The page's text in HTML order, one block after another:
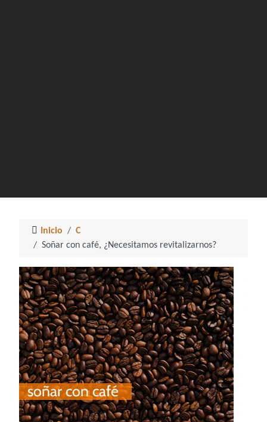
Inicio
C
Soñar con café, ¿Necesitamos revitalizarnos?